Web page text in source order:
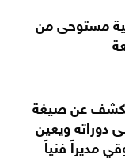
مستوحى من
عن صيغة
دوراته ويعين
مديراً فنياً